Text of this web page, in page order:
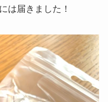
は届きました！